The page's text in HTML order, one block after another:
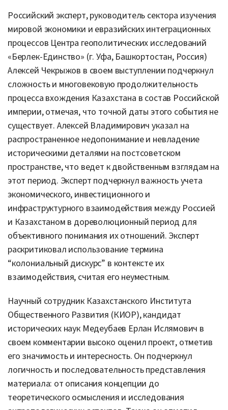
Российский эксперт, руководитель сектора изучения
мировой экономики и евразийских интеграционных
процессов Центра геополитических исследований
«Берлек-Единство» (г. Уфа, Башкортостан, Россия)
Алексей Чекрыжов в своем выступлении подчеркнул
сложность и многовековую продолжительность
процесса вхождения Казахстана в состав Российской
империи, отмечая, что точной даты этого события не
существует. Алексей Владимирович указал на
распространенное недопонимание и невладение
историческими деталями на постсоветском
пространстве, что ведет к двойственным взглядам на
этот период. Эксперт подчеркнул важность учета
экономического, инвестиционного и
инфраструктурного взаимодействия между Россией
и Казахстаном в дореволюционный период для
объективного понимания их отношений. Эксперт
раскритиковал использование термина
“колониальный дискурс” в контексте их
взаимодействия, считая его неуместным.
Научный сотрудник Казахстанского Института
Общественного Развития (КИОР), кандидат
исторических наук Медеубаев Ерлан Ислямович в
своем комментарии высоко оценил проект, отметив
его значимость и интересность. Он подчеркнул
логичность и последовательность представления
материала: от описания концепции до
теоретического осмысления и исследования